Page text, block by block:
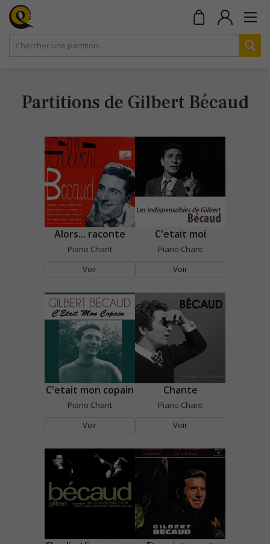
Partitions de Gilbert Bécaud
Alors... raconte
Piano Chant
Voir
C'etait moi
Piano Chant
Voir
C'etait mon copain
Piano Chant
Voir
Chante
Piano Chant
Voir